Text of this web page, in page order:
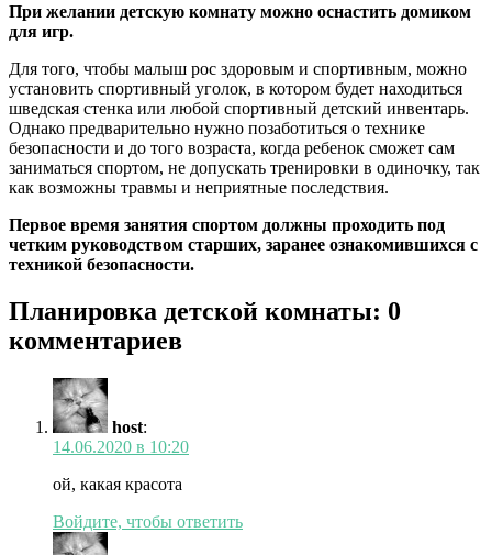
При желании детскую комнату можно оснастить домиком
для игр.
Для того, чтобы малыш рос здоровым и спортивным, можно
установить спортивный уголок, в котором будет находиться
шведская стенка или любой спортивный детский инвентарь.
Однако предварительно нужно позаботиться о технике
безопасности и до того возраста, когда ребенок сможет сам
заниматься спортом, не допускать тренировки в одиночку, так
как возможны травмы и неприятные последствия.
Первое время занятия спортом должны проходить под
четким руководством старших, заранее ознакомившихся с
техникой безопасности.
Планировка детской комнаты: 0
комментариев
host:
14.06.2020 в 10:20
ой, какая красота
Войдите, чтобы ответить